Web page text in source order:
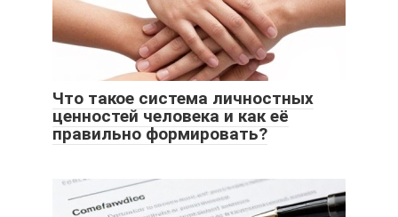
Что такое система личностных
ценностей человека и как её
правильно формировать?